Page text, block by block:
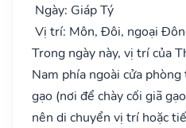
Ngày: Giáp Tý
Vị trí: Môn, Đôi, ngoại
Trong ngày này, vị trí của
Nam phía ngoài cửa
gạo (nơi để chày cối giã
nên di chuyển vị trí hoặc